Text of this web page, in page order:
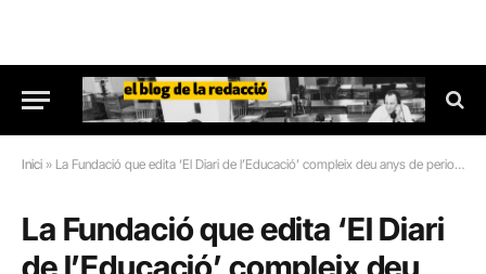
Inici » La Fundació que edita ‘El Diari de l’Educació’ compleix deu anys de periodisme independent
La Fundació que edita ‘El Diari